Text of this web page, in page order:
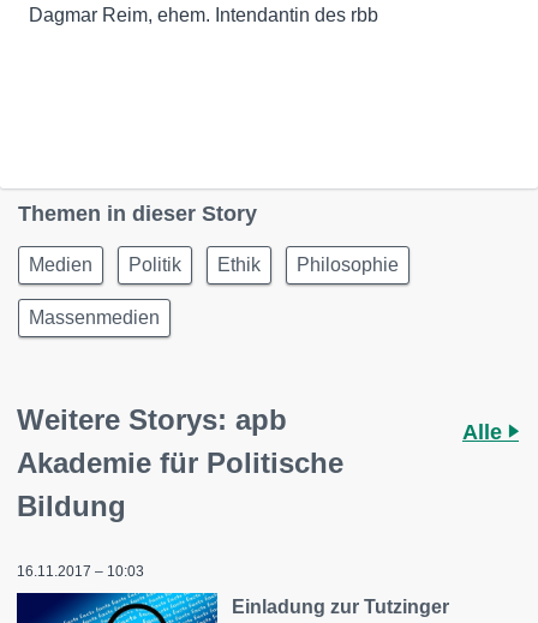
Dagmar Reim, ehem. Intendantin des rbb
Themen in dieser Story
Medien Politik Ethik Philosophie
Massenmedien
Weitere Storys: apb
Akademie für Politische
Bildung
Alle
16.11.2017 – 10:03
Einladung zur Tutzinger